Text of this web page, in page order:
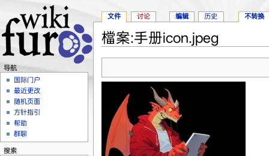
檔案:手册icon.jpeg
文件 讨论 编辑 历史 不转换
导航
国际门户
最近更改
随机页面
方针指引
帮助
群聊
搜索